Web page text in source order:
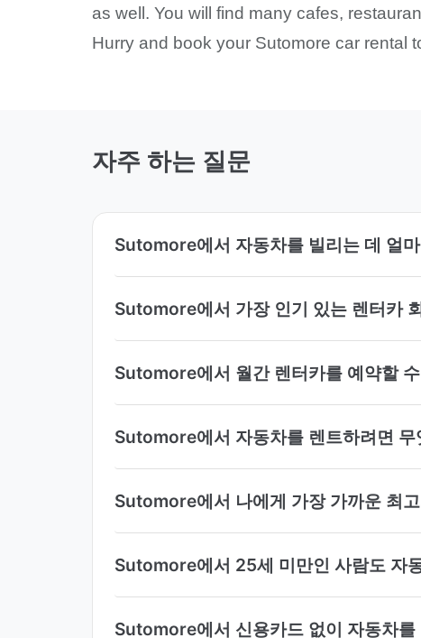
as well. You will find many cafes,
Hurry and book your Sutomore car rental
자주 하는 질문
Sutomore에서 자동차를 빌리는 데 얼
Sutomore에서 가장 인기 있는 렌터카
Sutomore에서 월간 렌터카를 예약할
Sutomore에서 자동차를 렌트하려면 무
Sutomore에서 나에게 가장 가까운 최
Sutomore에서 25세 미만인 사람도 자
Sutomore에서 신용카드 없이 자동차를